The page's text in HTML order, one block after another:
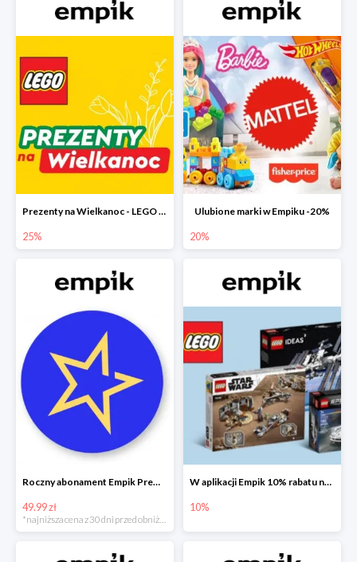
Prezenty na Wielkanoc - LEGO w Empiku do -25%
25%
Ulubione marki w Empiku -20%
20%
Roczny abonament Empik Premium w super cenie
49.99 zł
*najniższa cena z 30 dni przed obniżką
W aplikacji Empik 10% rabatu na klocki LEGO
10%